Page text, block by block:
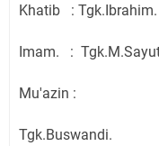
Khatib : Tgk.Ibrahim.
Imam. :
Mu'azin :
Tgk.Buswandi.